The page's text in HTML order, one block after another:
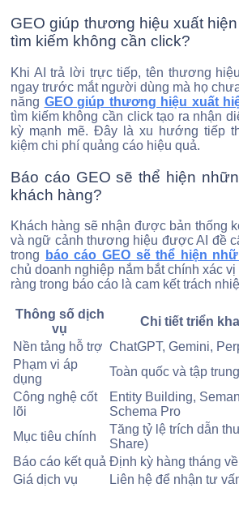
GEO giúp thương hiệu xuất
tìm kiếm không cần click?
Khi AI trả lời trực tiếp, tên thương
ngay trước mắt người dùng mà họ
năng GEO giúp thương hiệu xuất
tìm kiếm không cần clicktạo ra nhận
kỳ mạnh mẽ. Đây là xu hướng tiếp
kiệm chi phí quảng cáo hiệu quả.
Báo cáo GEO sẽ thể hiện
khách hàng?
Khách hàng sẽ nhận được bản thống
và ngữ cảnh thương hiệu được AI đề
trong
báo cáo GEO sẽ thể hiện
chủ doanh nghiệp nắm bắt chính xác
ràng trong báo cáo là cam kết trách
Thông số dịch
vụ
Chi tiết triển
Nền tảng hỗ trợ ChatGPT, Gemini,
Phạm vi áp
dụng
Toàn quốc và tập
Công nghệ cốt
lõi
Entity Building,
Schema Pro
Mục tiêu chính
Tăng tỷ lệ trích dẫn
Share)
Báo cáo kết quả Định kỳ hàng tháng
Giá dịch vụ
Liên hệ để nhận tư